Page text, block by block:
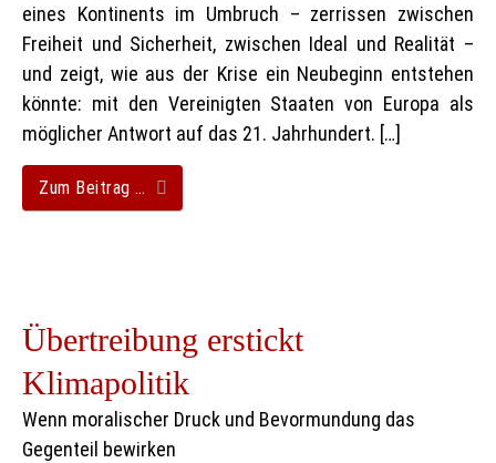
eines Kontinents im Umbruch – zerrissen zwischen
Freiheit und Sicherheit, zwischen Ideal und Realität –
und zeigt, wie aus der Krise ein Neubeginn entstehen
könnte: mit den Vereinigten Staaten von Europa als
möglicher Antwort auf das 21. Jahrhundert. […]
Zum Beitrag …
Übertreibung erstickt
Klimapolitik
Wenn moralischer Druck und Bevormundung das
Gegenteil bewirken